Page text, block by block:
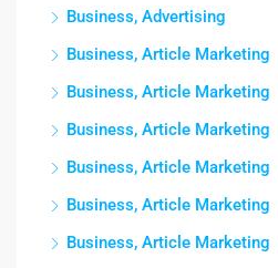
Business, Advertising
Business, Article Marketing
Business, Article Marketing
Business, Article Marketing
Business, Article Marketing
Business, Article Marketing
Business, Article Marketing